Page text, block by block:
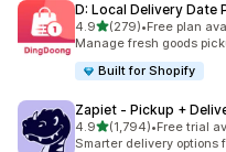
D: Local Delivery Date
4.95つ星中
(279)
合計レビュー数：279件
•Free plan
Manage fresh goods
Built for Shopify
Zapiet ‑ Pickup +
4.95つ星中
(1,794)
合計レビュー数：1794件
•Free trial
Smarter delivery options